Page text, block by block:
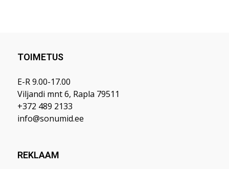
TOIMETUS
E-R 9.00-17.00
Viljandi mnt 6, Rapla 79511
+372 489 2133
info@sonumid.ee
REKLAAM